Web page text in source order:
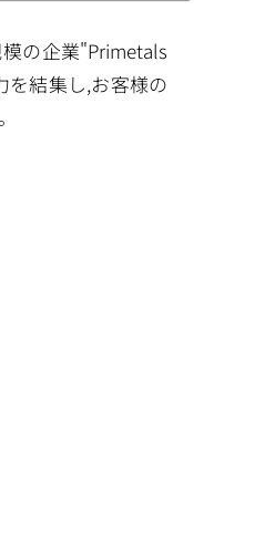
の企業"Primetals
を結集し,お客様の